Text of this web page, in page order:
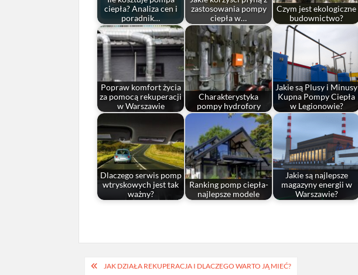
ciepła? Analiza cen i
poradnik…
zastosowania pompy
ciepła w…
Czym jest ekologiczne
budownictwo?
Popraw komfort życia
za pomocą rekuperacji
w Warszawie
Charakterystyka
pompy hydrofory
Jakie są Plusy i Minusy
Kupna Pompy Ciepła
w Legionowie?
Dlaczego serwis pomp
wtryskowych jest tak
ważny?
Ranking pomp ciepła-
najlepsze modele
Jakie są najlepsze
magazyny energii w
Warszawie?
Nawigacja
JAK DZIAŁA REKUPERACJA I DLACZEGO WARTO JĄ MIEĆ?